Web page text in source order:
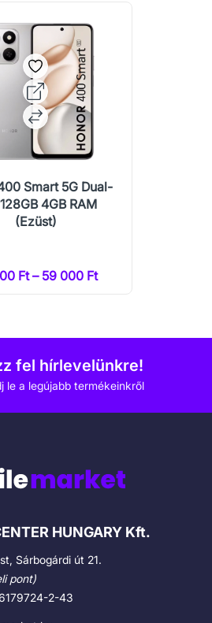
Smart 5G Dual-
4GB RAM
(Ezüst)
Ft – 59 000 Ft
fel hírlevelünkre!
le a legújabb termékeinkről
HUNGARY Kft.
Sárbogárdi út 21.
pont)
2-43